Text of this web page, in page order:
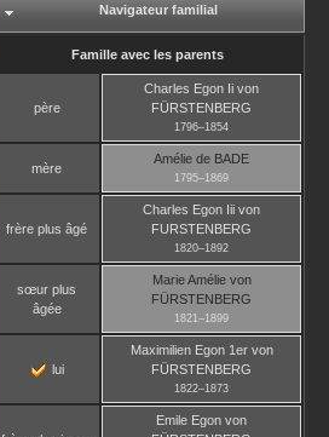
Navigateur familial
Famille avec les parents
père
Charles Egon Ii von
FÜRSTENBERG
1796–1854
mère
Amélie de BADE
1795–1869
frère plus âgé
Charles Egon Iii von
FURSTENBERG
1820–1892
sœur plus
âgée
Marie Amélievon
FÜRSTENBERG
1821–1899
lui
Maximilien Egon 1ervon
FÜRSTENBERG
1822–1873
Emile Egon von